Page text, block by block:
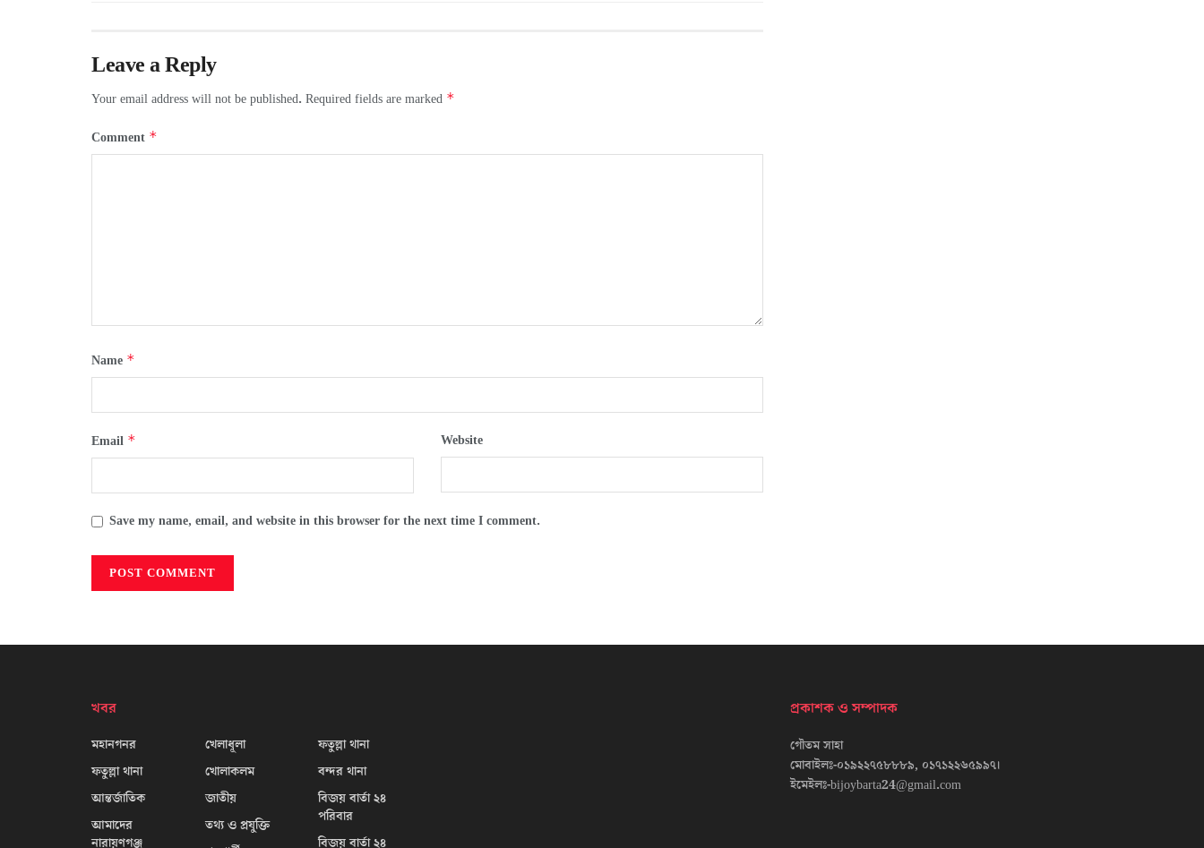
Leave a Reply
Your email address will not be published. Required fields are marked *
Comment *
Name *
Email * Website
Save my name, email, and website in this browser for the next time I comment.
খবর
মহানগনর
ফতুল্লা থানা
আন্তর্জাতিক
আমাদের
নারায়ণগঞ্জ
খেলাধূলা
খোলাকলম
জাতীয়
তথ্য ও প্রযুক্তি
ফতুল্লা থানা
বন্দর থানা
বিজয় বার্তা ২৪
পরিবার
বিজয় বার্তা ২৪
প্রকাশক ও সম্পাদক
গৌতম সাহা
মোবাইলঃ-০১৯২২৭৫৮৮৮৯, ০১৭১২২৬৫৯৯৭।
ইমেইলঃ-bijoybarta24@gmail.com